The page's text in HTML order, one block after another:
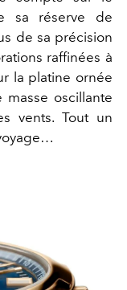
sa réserve de
de sa précision
raffinées à
la platine ornée
oscillante
vents. Tout un